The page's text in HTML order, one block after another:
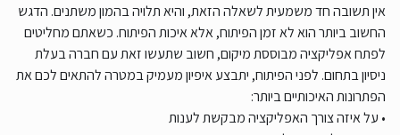
אין תשובה חד משמעית לשאלה הזאת, והיא תלויה בהמון משתנים. הדגש
החשוב ביותר הוא לא זמן הפיתוח, אלא איכות הפיתוח. כשאתם מחליטים
לפתח אפליקציה מבוססת מיקום, חשוב שתעשו זאת עם חברה בעלת
ניסיון בתחום. לפני הפיתוח, יתבצע איפיון מעמיק במטרה להתאים לכם את
הפתרונות האיכותיים ביותר:
• על איזה צורך האפליקציה מבקשת לענות